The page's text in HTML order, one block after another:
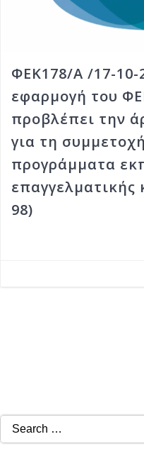
ΦΕΚ178/Α /17-10-
εφαρμογή του
προβλέπει την
για τη
προγράμματα
επαγγελματικής
98)
Search
for: